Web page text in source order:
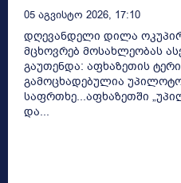
05 Აგვისტო 2026, 17:10
დღევანდელი დილა
მცხოვრებ მოსახლეობას
გაუთენდა: აფხაზეთის
გამოცხადებულია
საფრთხე...აფხაზეთში
და...